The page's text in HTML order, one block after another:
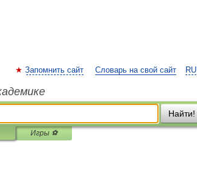
RU
Запомнить сайт Словарь на свой сайт
Найти!
Игры ⚽